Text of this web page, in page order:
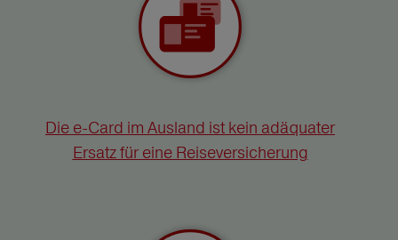
Die e-Card im Ausland ist kein adäquater
Ersatz für eine Reiseversicherung